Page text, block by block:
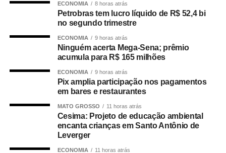
novas gerações em refletir sobre o fortalecimento da
democracia e a construção de um ambiente digital mais
Uma das redações selecionadas foi a de Yasmin da Silva
sociais a um jardim em que “cada publicação seria uma
semente lançada ao vento — capaz de florescer em
consciência ou se perder na intolerância”. A metáfora foi
utilizada para refletir sobre o alcance das manifestações
na internet e a responsabilidade dos usuários na
construção do debate público.
ECONOMIA 8 horas atrás
Petrobras tem lucro líquido de R$ 52,4 bi
no segundo trimestre
ECONOMIA 9 horas atrás
Ninguém acerta Mega-Sena; prêmio
acumula para R$ 165 milhões
ECONOMIA 9 horas atrás
Pix amplia participação nos pagamentos
em bares e restaurantes
MATO GROSSO 11 horas atrás
Cesima: Projeto de educação ambiental
encanta crianças em Santo Antônio de
Leverger
ECONOMIA 11 horas atrás